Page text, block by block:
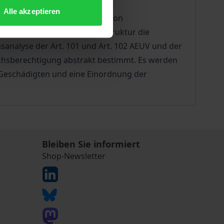
Alle akzeptieren
Art. 102 AEUV im Rahmen von
welche dogmatische Struktur die
der Art. 101 und Art. 102 AEUV und der
abstrakt bestimmt. Es werden
und eine Einordnung der
Bleiben Sie informiert
Shop-Newsletter